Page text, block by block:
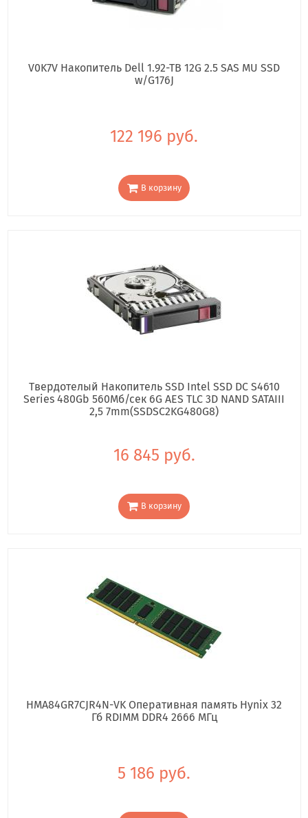
V0K7V Накопитель Dell 1.92-TB 12G 2.5 SAS MU SSD
w/G176J
122 196 руб.
В корзину
Твердотелый Накопитель SSD Intel SSD DC S4610
Series 480Gb 560Мб/сек 6G AES TLC 3D NAND SATAIII
2,5 7mm(SSDSC2KG480G8)
16 845 руб.
В корзину
HMA84GR7CJR4N-VK Оперативная память Hynix 32
Гб RDIMM DDR4 2666 МГц
5 186 руб.